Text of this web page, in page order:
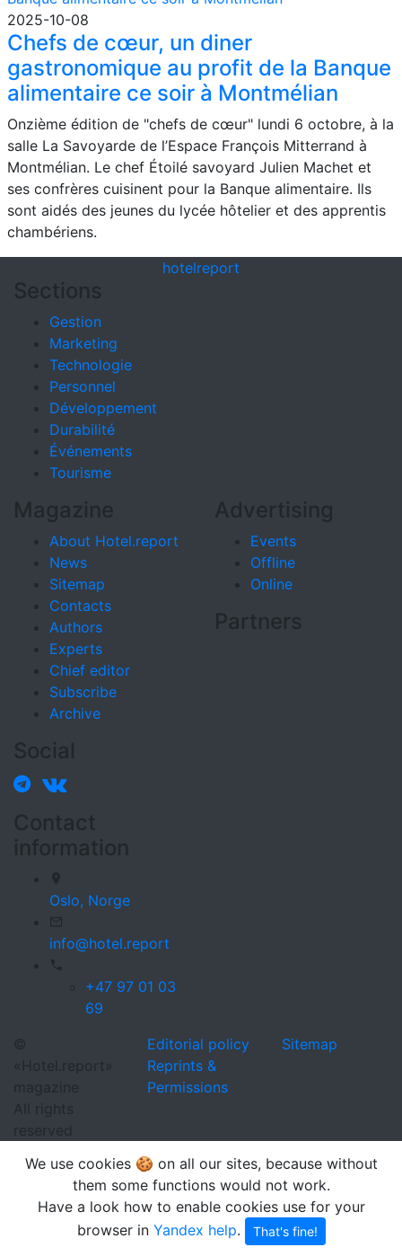
2025-10-08
Chefs de cœur, un diner
gastronomique au profit de la Banque
alimentaire ce soir à Montmélian
Onzième édition de "chefs de cœur" lundi 6 octobre, à la
salle La Savoyarde de l’Espace François Mitterrand à
Montmélian. Le chef Étoilé savoyard Julien Machet et
ses confrères cuisinent pour la Banque alimentaire. Ils
sont aidés des jeunes du lycée hôtelier et des apprentis
chambériens.
hotelreport
Sections
Gestion
Marketing
Technologie
Personnel
Développement
Durabilité
Événements
Tourisme
Magazine
About Hotel.report
News
Sitemap
Contacts
Authors
Experts
Chief editor
Subscribe
Archive
Advertising
Events
Offline
Online
Partners
Social
Contact
information
Oslo, Norge
info@hotel.report
+47 97 01 03
69
©
«Hotel.report»
magazine
All rights
reserved
Editorial policy
Reprints &
Permissions
Sitemap
We use cookies 🍪 on all our sites, because without
them some functions would not work.
Have a look how to enable cookies use for your
browser in Yandex help. That's fine!